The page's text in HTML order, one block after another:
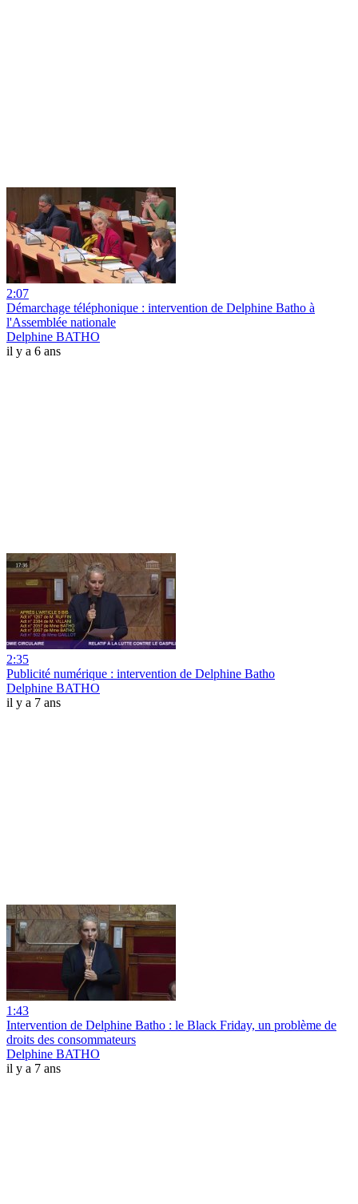
2:07
Démarchage téléphonique : intervention de Delphine Batho à
l'Assemblée nationale
Delphine BATHO
il y a 6 ans
2:35
Publicité numérique : intervention de Delphine Batho
Delphine BATHO
il y a 7 ans
1:43
Intervention de Delphine Batho : le Black Friday, un problème de
droits des consommateurs
Delphine BATHO
il y a 7 ans